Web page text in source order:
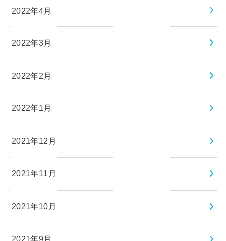
2022年4月
2022年3月
2022年2月
2022年1月
2021年12月
2021年11月
2021年10月